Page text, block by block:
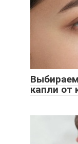
капли от